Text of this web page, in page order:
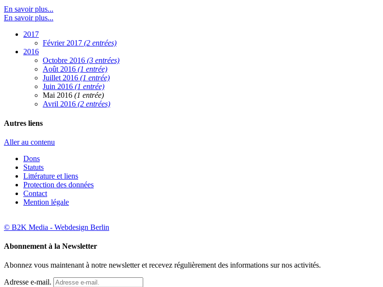
En savoir plus...
En savoir plus...
2017
Février 2017 (2 entrées)
2016
Octobre 2016 (3 entrées)
Août 2016 (1 entrée)
Juillet 2016 (1 entrée)
Juin 2016 (1 entrée)
Mai 2016 (1 entrée)
Avril 2016 (2 entrées)
Autres liens
Aller au contenu
Dons
Statuts
Littérature et liens
Protection des données
Contact
Mention légale
© B2K Media - Webdesign Berlin
Abonnement à la Newsletter
Abonnez vous maintenant à notre newsletter et recevez régulièrement des informations sur nos activités.
Adresse e-mail.